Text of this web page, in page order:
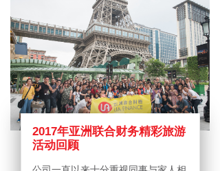
2017年亚洲联合财务精彩旅游
活动回顾